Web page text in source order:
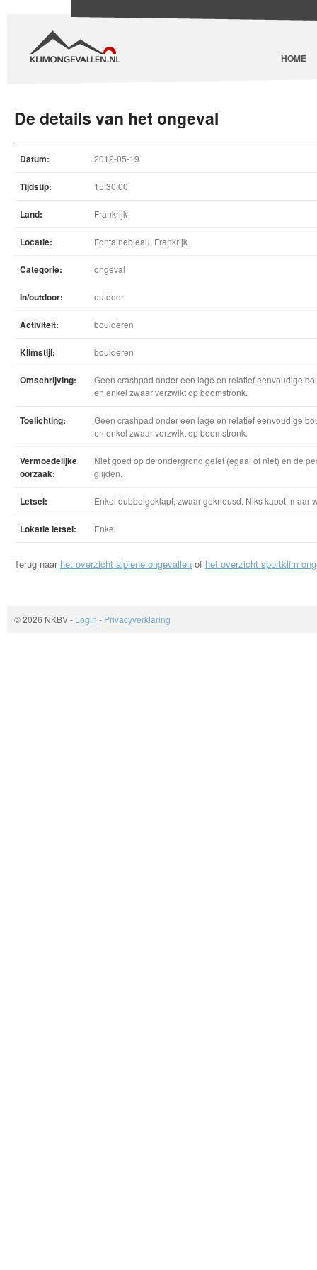
HOME
De details van het ongeval
Datum: 2012-05-19
Tijdstip: 15:30:00
Land: Frankrijk
Locatie: Fontainebleau, Frankrijk
Categorie: ongeval
In/outdoor: outdoor
Activiteit: boulderen
Klimstijl: boulderen
Omschrijving:
Geen crashpad onder een lage en relatief eenvoudige
en enkel zwaar verzwikt op boomstronk.
Toelichting:
Geen crashpad onder een lage en relatief eenvoudige
en enkel zwaar verzwikt op boomstronk.
Vermoedelijke
oorzaak:
Niet goed op de ondergrond gelet (egaal of niet) en de
glijden.
Letsel: Enkel dubbelgeklapt, zwaar gekneusd. Niks kapot, maar
Lokatie letsel: Enkel
Terug naar het overzicht alpiene ongevallen of het overzicht sportklim
© 2026 NKBV- Login - Privacyverklaring